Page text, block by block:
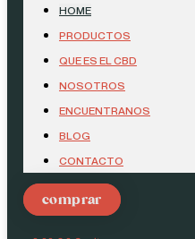
HOME
PRODUCTOS
QUE ES EL CBD
NOSOTROS
ENCUENTRANOS
BLOG
CONTACTO
comprar